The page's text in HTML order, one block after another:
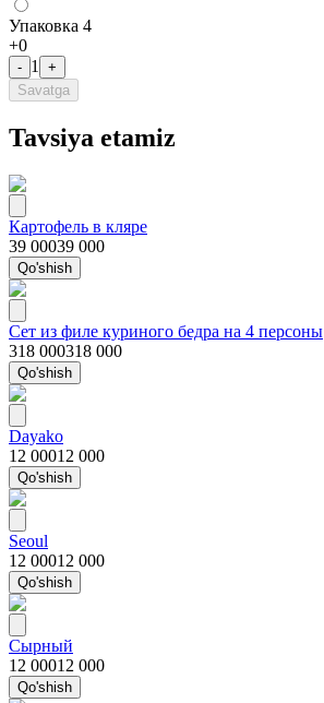
Упаковка 4
+0
- 1
+
Savatga
Tavsiya etamiz
Картофель в кляре
39 00039 000
Qo'shish
Сет из филе куриного бедра на 4 персоны
318 000318 000
Qo'shish
Dayako
12 00012 000
Qo'shish
Seoul
12 00012 000
Qo'shish
Сырный
12 00012 000
Qo'shish